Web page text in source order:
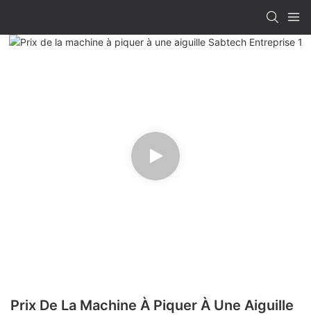
Prix ​​de La Machine À Piquer À Une Aiguille